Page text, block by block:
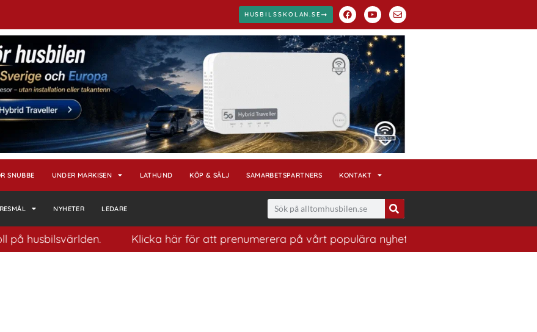
HUSBILSSKOLAN.SE
SNUBBE UNDER MARKISEN LATHUND KÖP & SÄLJ SAMARBETSPARTNERS KONTAKT
RESMÅL NYHETER LEDARE
husbilsvärlden. Klicka här för att prenumerera på vårt populära nyhetsbrev. Ett bra sätt att ha